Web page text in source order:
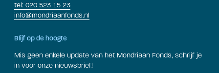
tel: 020 523 15 23
info@mondriaanfonds.nl
Blijf op de hoogte
Mis geen enkele update van het Mondriaan Fonds, schrijf je
in voor onze nieuwsbrief!